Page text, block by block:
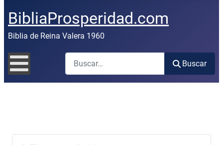
BibliaProsperidad.com
Biblia de Reina Valera 1960
Buscar
Buscar